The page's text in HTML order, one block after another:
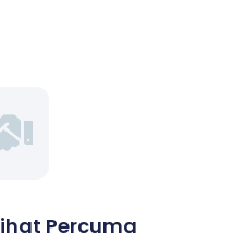
Percuma